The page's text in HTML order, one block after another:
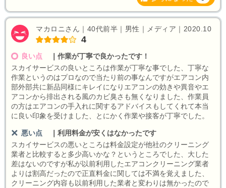
マカロニさん｜40代前半｜男性｜メディア｜2020.10
4
良い点
作業が丁寧で良かったです！
スカイサービスの良いところは作業が丁寧な事でした、丁寧な
作業というのはプロなので当たり前の事なんですがエアコン内
部外部共に新品同様にキレイになりエアコンの効きや異音やエ
アコンから排出される風のカビ臭さも無くなりました、作業員
の方はエアコンの手入れに関するアドバイスもしてくれて本当
に良い印象を受けました、とにかく作業や接客が丁寧でした。
悪い点
利用料金が安くはなかったです
スカイサービスの悪いところは料金設定が他社のクリーニング
業者と比較すると多少高いかな？というところでした、大した
差はないのですが私が以前利用したエアコンクリーニング業者
よりは割高だったので正直料金に関しては不満を覚えました、
クリーニング内容も以前利用した業者と変わりは無かったので